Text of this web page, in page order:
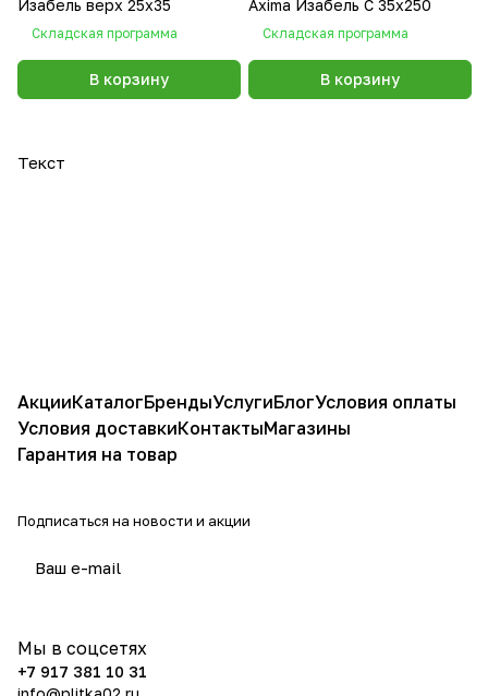
Изабель верх 25x35
Складская программа
В корзину
Axima Изабель C 35x250
Складская программа
В корзину
Текст
АкцииКаталогБрендыУслугиБлогУсловия оплаты
Условия доставкиКонтактыМагазины
Гарантия на товар
Подписаться на новости и акции
Мы в соцсетях
+7 917 381 10 31